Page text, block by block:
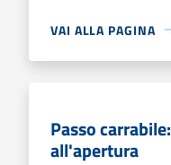
VAI ALLA PAGINA
Passo
all'apertura